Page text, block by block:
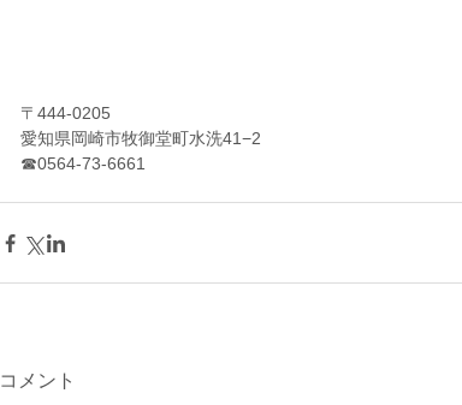
〒444-0205
愛知県岡崎市牧御堂町水洗41−2
☎0564-73-6661
コメント